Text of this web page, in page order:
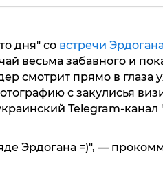
дня" со встречи
весьма забавного и
смотрит прямо в
с закулисья
Telegram-канал
Эрдогана =)", —